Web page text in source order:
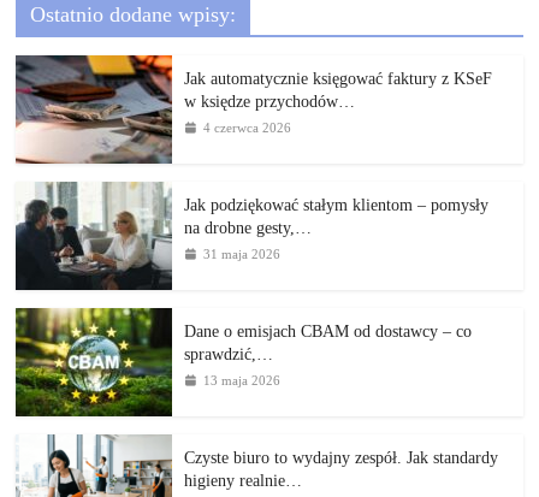
Ostatnio dodane wpisy:
Jak automatycznie księgować faktury z KSeF
w księdze przychodów…
4 czerwca 2026
Jak podziękować stałym klientom – pomysły
na drobne gesty,…
31 maja 2026
Dane o emisjach CBAM od dostawcy – co
sprawdzić,…
13 maja 2026
Czyste biuro to wydajny zespół. Jak standardy
higieny realnie…